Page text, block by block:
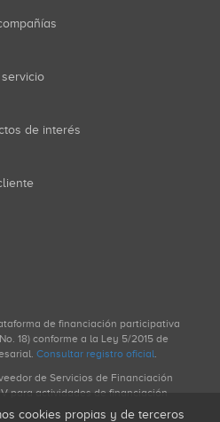
servicio
de interés
de financiación participativa
18) conforme a la Ley 5/2015 de
Consultar registro oficial.
de Servicios de Financiación
para actividades de financiación
cookies propias y de terceros